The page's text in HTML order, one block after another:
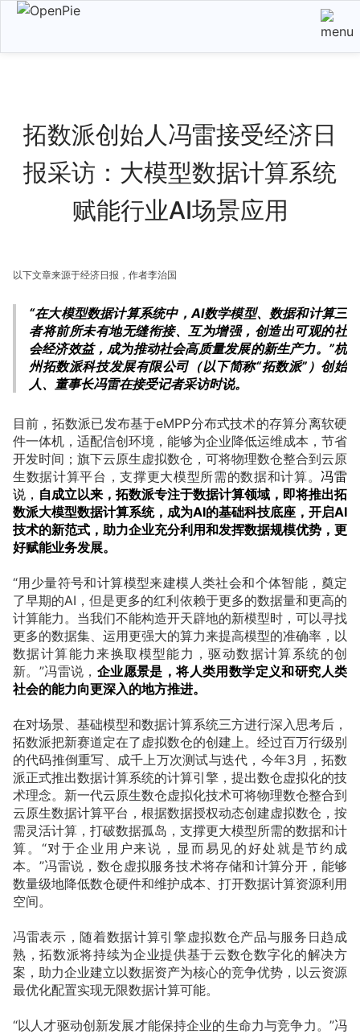
拓数派创始人冯雷接受经济日
报采访：大模型数据计算系统
赋能行业AI场景应用
以下文章来源于经济日报，作者李治国
“在大模型数据计算系统中，AI数学模型、数据和计算三
者将前所未有地无缝衔接、互为增强，创造出可观的社
会经济效益，成为推动社会高质量发展的新生产力。”杭
州拓数派科技发展有限公司（以下简称“拓数派”）创始
人、董事长冯雷在接受记者采访时说。
目前，拓数派已发布基于eMPP分布式技术的存算分离软硬
件一体机，适配信创环境，能够为企业降低运维成本，节省
开发时间；旗下云原生虚拟数仓，可将物理数仓整合到云原
生数据计算平台，支撑更大模型所需的数据和计算。 冯雷
说， 自成立以来，拓数派专注于数据计算领域，即将推出拓
数派大模型数据计算系统，成为AI的基础科技底座，开启AI
技术的新范式，助力企业充分利用和发挥数据规模优势，更
好赋能业务发展。
“用少量符号和计算模型来建模人类社会和个体智能，奠定
了早期的AI，但是更多的红利依赖于更多的数据量和更高的
计算能力。当我们不能构造开天辟地的新模型时，可以寻找
更多的数据集、运用更强大的算力来提高模型的准确率，以
数据计算能力来换取模型能力，驱动数据计算系统的创
新。”冯雷说， 企业愿景是，将人类用数学定义和研究人类
社会的能力向更深入的地方推进。
在对场景、基础模型和数据计算系统三方进行深入思考后，
拓数派把新赛道定在了虚拟数仓的创建上。经过百万行级别
的代码推倒重写、成千上万次测试与迭代，今年3月，拓数
派正式推出数据计算系统的计算引擎，提出数仓虚拟化的技
术理念。新一代云原生数仓虚拟化技术可将物理数仓整合到
云原生数据计算平台，根据数据授权动态创建虚拟数仓，按
需灵活计算，打破数据孤岛，支撑更大模型所需的数据和计
算。“对于企业用户来说，显而易见的好处就是节约成
本。”冯雷说，数仓虚拟服务技术将存储和计算分开，能够
数量级地降低数仓硬件和维护成本、打开数据计算资源利用
空间。
冯雷表示，随着数据计算引擎虚拟数仓产品与服务日趋成
熟，拓数派将持续为企业提供基于云数仓数字化的解决方
案，助力企业建立以数据资产为核心的竞争优势，以云资源
最优化配置实现无限数据计算可能。
“以人才驱动创新发展才能保持企业的生命力与竞争力。”冯